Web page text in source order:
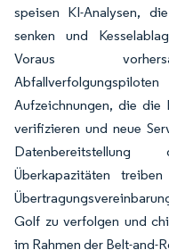
speisen KI-Analysen,
senken und
Voraus
Aufzeichnungen, die die
verifizieren und neue
Überkapazitäten
Golf zu verfolgen und
im Rahmen der Belt-and-